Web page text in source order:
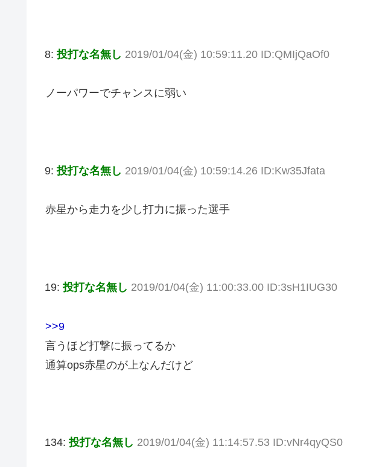
8:投打な名無し 2019/01/04(金) 10:59:11.20 ID:QMIjQaOf0
ノーパワーでチャンスに弱い
9:投打な名無し 2019/01/04(金) 10:59:14.26 ID:Kw35Jfata
赤星から走力を少し打力に振った選手
19:投打な名無し 2019/01/04(金) 11:00:33.00 ID:3sH1IUG30
>>9
言うほど打撃に振ってるか
通算ops赤星のが上なんだけど
134:投打な名無し 2019/01/04(金) 11:14:57.53 ID:vNr4qyQS0